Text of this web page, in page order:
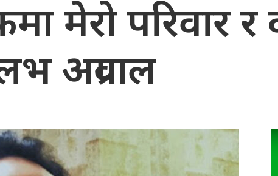
मेरो परिवार
अग्रवाल